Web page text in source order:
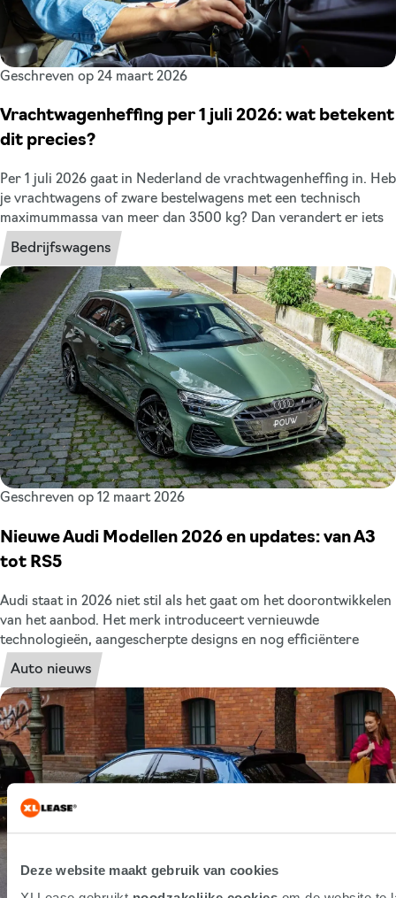
Deze website maakt gebruik van cookies
Geschreven op 24 maart 2026
Vrachtwagenheffing per 1 juli 2026: wat betekent
dit precies?
Per 1 juli 2026 gaat in Nederland de vrachtwagenheffing in. Heb
je vrachtwagens of zware bestelwagens met een technisch
maximummassa van meer dan 3500 kg? Dan verandert er iets
voor je. In dit artikel leggen we kort uit wat er wijzigt en welke
actie je moet nemen.
Bedrijfswagens
Geschreven op 12 maart 2026
Nieuwe Audi Modellen 2026 en updates: van A3
tot RS5
Audi staat in 2026 niet stil als het gaat om het doorontwikkelen
van het aanbod. Het merk introduceert vernieuwde
technologieën, aangescherpte designs en nog efficiëntere
aandrijflijnen binnen het brede gamma aan modellen. Ben je
benieuwd naar de nieuwe Audi modellen in 2026? Wij zetten het
voor je op een rij. Zo weet je precies waar je naar uit kunt
kijken.
Auto nieuws